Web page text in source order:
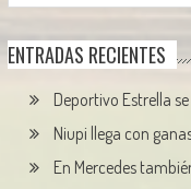
ENTRADAS RECIENTES
Deportivo Estrella
Niupi llega con
En Mercedes